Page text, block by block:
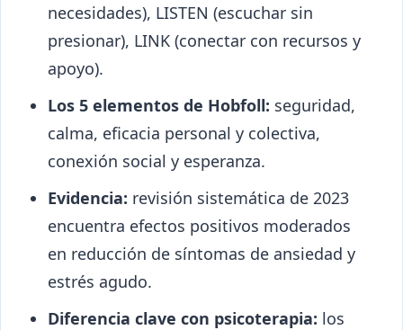
necesidades), LISTEN (escuchar sin
presionar), LINK (conectar con recursos y
apoyo).
Los 5 elementos de Hobfoll: seguridad,
calma, eficacia personal y colectiva,
conexión social y esperanza.
Evidencia: revisión sistemática de 2023
encuentra efectos positivos moderados
en reducción de síntomas de ansiedad y
estrés agudo.
Diferencia clave con psicoterapia: los